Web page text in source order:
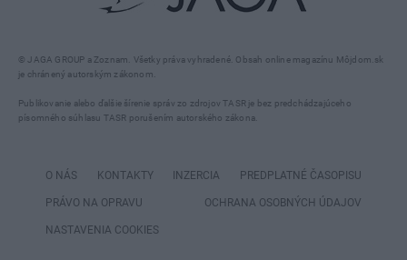
© JAGA GROUP a Zoznam. Všetky práva vyhradené. Obsah online magazínu Môjdom.sk
je chránený autorským zákonom.
Publikovanie alebo ďalšie šírenie správ zo zdrojov TASR je bez predchádzajúceho
písomného súhlasu TASR porušením autorského zákona.
O NÁS KONTAKTY INZERCIA PREDPLATNÉ ČASOPISU
PRÁVO NA OPRAVU OCHRANA OSOBNÝCH ÚDAJOV
NASTAVENIA COOKIES